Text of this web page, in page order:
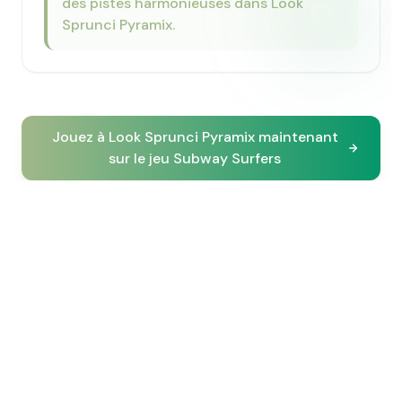
Sprunci Pyramix.
Jouez à Look Sprunci Pyramix maintenant
sur le jeu Subway Surfers